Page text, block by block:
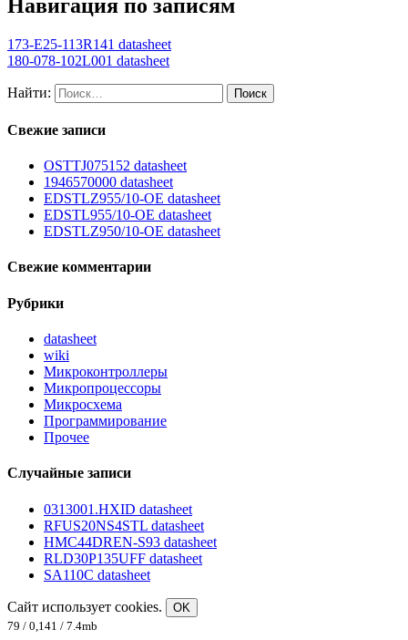
Навигация по записям
173-E25-113R141 datasheet
180-078-102L001 datasheet
Найти:
Свежие записи
OSTTJ075152 datasheet
1946570000 datasheet
EDSTLZ955/10-OE datasheet
EDSTL955/10-OE datasheet
EDSTLZ950/10-OE datasheet
Свежие комментарии
Рубрики
datasheet
wiki
Микроконтроллеры
Микропроцессоры
Микросхема
Программирование
Прочее
Случайные записи
0313001.HXID datasheet
RFUS20NS4STL datasheet
HMC44DREN-S93 datasheet
RLD30P135UFF datasheet
SA110C datasheet
Сайт использует cookies.
OK
79 / 0,141 / 7.4mb